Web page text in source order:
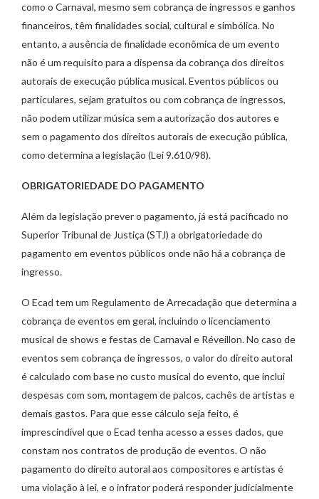
como o Carnaval, mesmo sem cobrança de ingressos e ganhos
financeiros, têm finalidades social, cultural e simbólica. No
entanto, a ausência de finalidade econômica de um evento
não é um requisito para a dispensa da cobrança dos direitos
autorais de execução pública musical. Eventos públicos ou
particulares, sejam gratuitos ou com cobrança de ingressos,
não podem utilizar música sem a autorização dos autores e
sem o pagamento dos direitos autorais de execução pública,
como determina a legislação (Lei 9.610/98).
OBRIGATORIEDADE DO PAGAMENTO
Além da legislação prever o pagamento, já está pacificado no
Superior Tribunal de Justiça (STJ) a obrigatoriedade do
pagamento em eventos públicos onde não há a cobrança de
ingresso.
O Ecad tem um Regulamento de Arrecadação que determina a
cobrança de eventos em geral, incluindo o licenciamento
musical de shows e festas de Carnaval e Réveillon. No caso de
eventos sem cobrança de ingressos, o valor do direito autoral
é calculado com base no custo musical do evento, que inclui
despesas com som, montagem de palcos, cachês de artistas e
demais gastos. Para que esse cálculo seja feito, é
imprescindível que o Ecad tenha acesso a esses dados, que
constam nos contratos de produção de eventos. O não
pagamento do direito autoral aos compositores e artistas é
uma violação à lei, e o infrator poderá responder judicialmente